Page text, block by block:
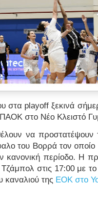
στα playoff ξεκινά
στο Νέο Κλειστό
να
του Βορρά τον
κανονική περίοδο. Η
Τζάμπολ στις 17:00 με
της ΕΟΚ στο